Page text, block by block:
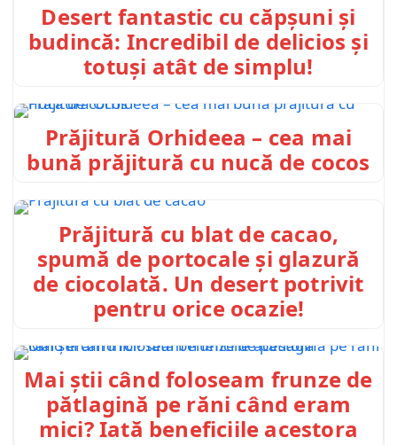
Desert fantastic cu căpșuni și
budincă: Incredibil de delicios și
totuși atât de simplu!
Prăjitură Orhideea – cea mai
bună prăjitură cu nucă de cocos
Prăjitură cu blat de cacao,
spumă de portocale și glazură
de ciocolată. Un desert potrivit
pentru orice ocazie!
Mai știi când foloseam frunze de
pătlagină pe răni când eram
mici? Iată beneficiile acestora